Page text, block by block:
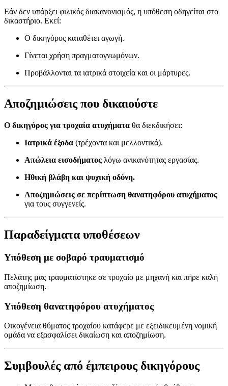
Εάν δεν υπάρξει φιλικός διακανονισμός, η υπόθεση οδηγείται στο
δικαστήριο. Εκεί:
Ο δικηγόρος καταθέτει αγωγή.
Γίνεται χρήση πραγματογνωμόνων.
Προβάλλονται τα ιατρικά στοιχεία και οι μάρτυρες.
Αποζημιώσεις που δικαιούστε
Ο δικηγόρος για τροχαία ατυχήματα θα διεκδικήσει:
Ιατρικά έξοδα (τρέχοντα και μελλοντικά).
Απώλεια εισοδήματος λόγω ανικανότητας εργασίας.
Ηθική βλάβη και ψυχική οδύνη.
Αποζημιώσεις σε περίπτωση θανατηφόρου ατυχήματος
για τους συγγενείς.
Παραδείγματα υποθέσεων
Υπόθεση με σοβαρό τραυματισμό
Πελάτης μας τραυματίστηκε σε τροχαίο με μηχανή και πήρε καλή
αποζημίωση.
Υπόθεση θανατηφόρου ατυχήματος
Οικογένεια θύματος τροχαίου κατάφερε με εξειδικευμένη νομική
ομάδα να εξασφαλίσει δικαίωση και αποζημίωση.
Συμβουλές από έμπειρους δικηγόρους